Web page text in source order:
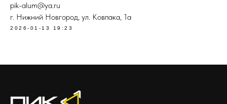
pik-alum@ya.ru
г. Нижний Новгород, ул. Ковпака, 1а
2026-01-13 19:23